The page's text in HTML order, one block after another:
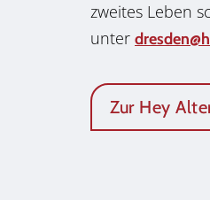
zweites Leben
unter
Zur Hey